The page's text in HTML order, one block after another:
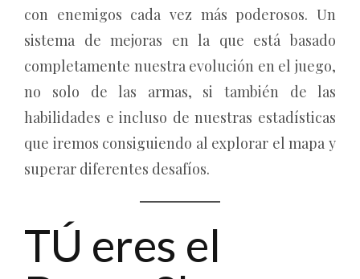
con enemigos cada vez más poderosos. Un
sistema de mejoras en la que está basado
completamente nuestra evolución en el juego,
no solo de las armas, si también de las
habilidades e incluso de nuestras estadísticas
que iremos consiguiendo al explorar el mapa y
superar diferentes desafíos.
TÚ eres el